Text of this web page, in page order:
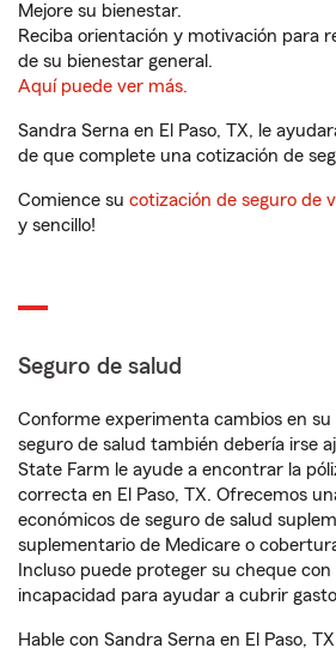
Mejore su bienestar.
Reciba orientación y motivación para
de su bienestar general.
Aquí puede ver más.
Sandra Serna en El Paso, TX, le
de que complete una cotización de
Comience su cotización de seguro de
y sencillo!
Seguro de salud
Conforme experimenta cambios en
seguro de salud también debería irse
State Farm le ayude a encontrar la
correcta en El Paso, TX. Ofrecemos
económicos de seguro de salud
suplementario de Medicare o
Incluso puede proteger su cheque con
incapacidad para ayudar a cubrir
Hable con Sandra Serna en El Paso,